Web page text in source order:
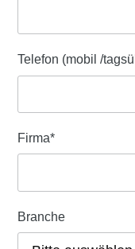
Telefon (mobil /
Firma*
Branche